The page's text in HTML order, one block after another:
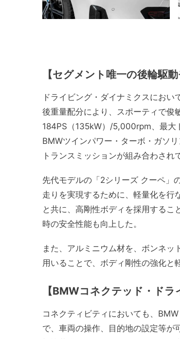
【セグメント唯一の後輪駆
ドライビング・ダイナミクスにお
後重量配分により、スポーティで俊
184PS（135kW）/5,000rpm、最
BMWツインパワー・ターボ・ガソ
トランスミッションが組み合わされ
先代モデルの「2シリーズ クーペ」
走りを実現するために、軽量化を行
と共に、高剛性ボディを採用する
時の安全性能も向上した。
また、アルミニウム材を、ボンネ
用いることで、ボディ剛性の強化と
【BMWコネクテッド・ドラ
コネクティビティにおいても、
で、車両の操作、目的地の設定等